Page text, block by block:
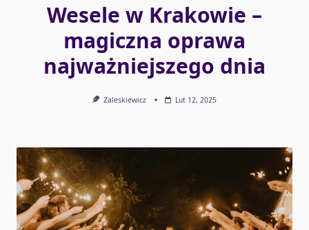
Wesele w Krakowie –
magiczna oprawa
najważniejszego dnia
Zaleskiewicz Lut 12, 2025